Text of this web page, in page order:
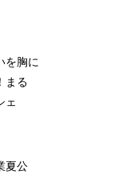
を胸に
まる
ェ
夏公